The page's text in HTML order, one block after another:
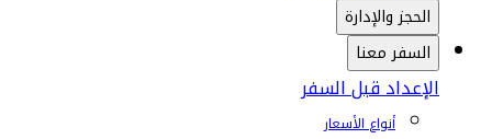
الحجز والإدارة
السفر معنا
الإعداد قبل السفر
أنواع الأسعار